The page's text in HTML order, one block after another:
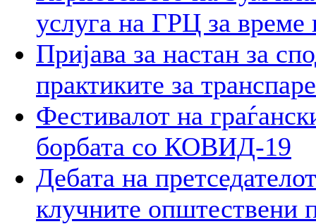
услуга на ГРЦ за време
Пријава за настан за
практиките за
Фестивалот на
борбата со КОВИД-19
Дебата на
клучните општествени